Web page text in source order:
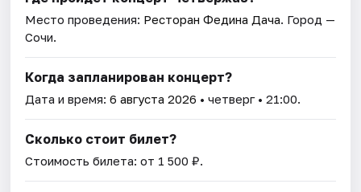
Место проведения: Ресторан Федина Дача. Город —
Сочи.
Когда запланирован концерт?
Дата и время:6 августа 2026 • четверг • 21:00.
Сколько стоит билет?
Стоимость билета: от 1 500 ₽.